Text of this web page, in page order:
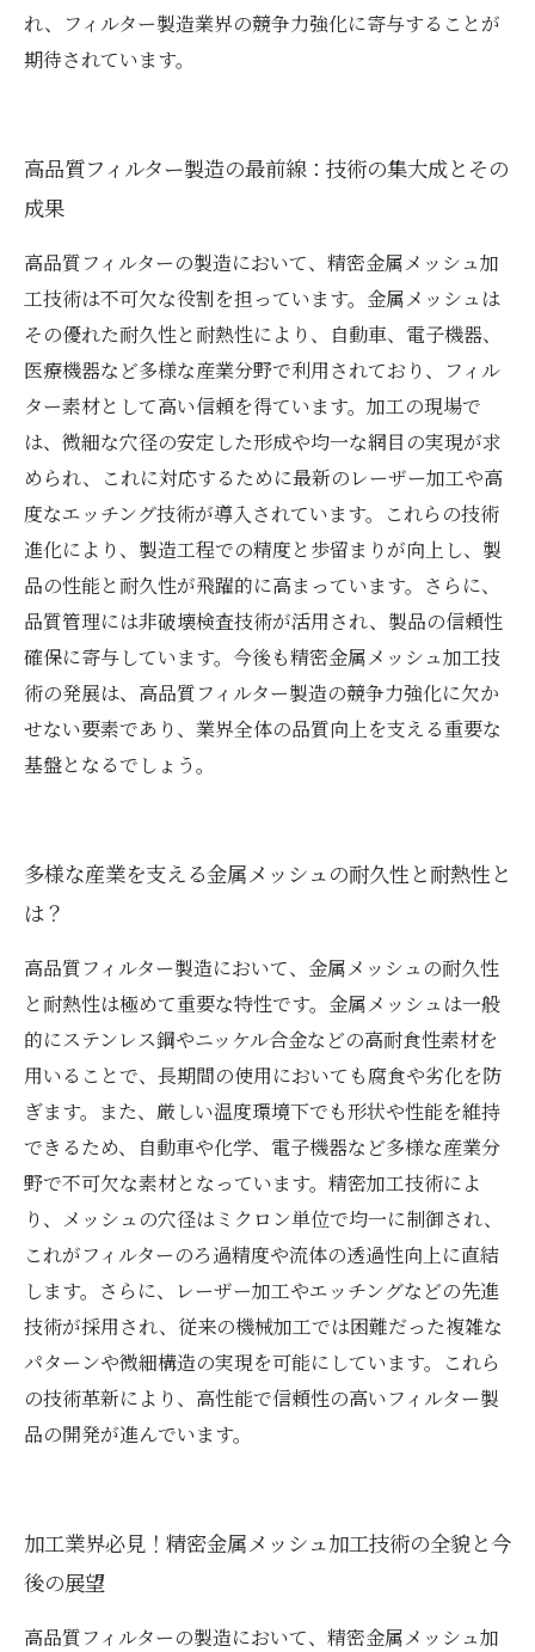
れ、フィルター製造業界の競争力強化に寄与することが
期待されています。
高品質フィルター製造の最前線：技術の集大成とその
成果
高品質フィルターの製造において、精密金属メッシュ加
工技術は不可欠な役割を担っています。金属メッシュは
その優れた耐久性と耐熱性により、自動車、電子機器、
医療機器など多様な産業分野で利用されており、フィル
ター素材として高い信頼を得ています。加工の現場で
は、微細な穴径の安定した形成や均一な網目の実現が求
められ、これに対応するために最新のレーザー加工や高
度なエッチング技術が導入されています。これらの技術
進化により、製造工程での精度と歩留まりが向上し、製
品の性能と耐久性が飛躍的に高まっています。さらに、
品質管理には非破壊検査技術が活用され、製品の信頼性
確保に寄与しています。今後も精密金属メッシュ加工技
術の発展は、高品質フィルター製造の競争力強化に欠か
せない要素であり、業界全体の品質向上を支える重要な
基盤となるでしょう。
多様な産業を支える金属メッシュの耐久性と耐熱性と
は？
高品質フィルター製造において、金属メッシュの耐久性
と耐熱性は極めて重要な特性です。金属メッシュは一般
的にステンレス鋼やニッケル合金などの高耐食性素材を
用いることで、長期間の使用においても腐食や劣化を防
ぎます。また、厳しい温度環境下でも形状や性能を維持
できるため、自動車や化学、電子機器など多様な産業分
野で不可欠な素材となっています。精密加工技術によ
り、メッシュの穴径はミクロン単位で均一に制御され、
これがフィルターのろ過精度や流体の透過性向上に直結
します。さらに、レーザー加工やエッチングなどの先進
技術が採用され、従来の機械加工では困難だった複雑な
パターンや微細構造の実現を可能にしています。これら
の技術革新により、高性能で信頼性の高いフィルター製
品の開発が進んでいます。
加工業界必見！精密金属メッシュ加工技術の全貌と今
後の展望
高品質フィルターの製造において、精密金属メッシュ加